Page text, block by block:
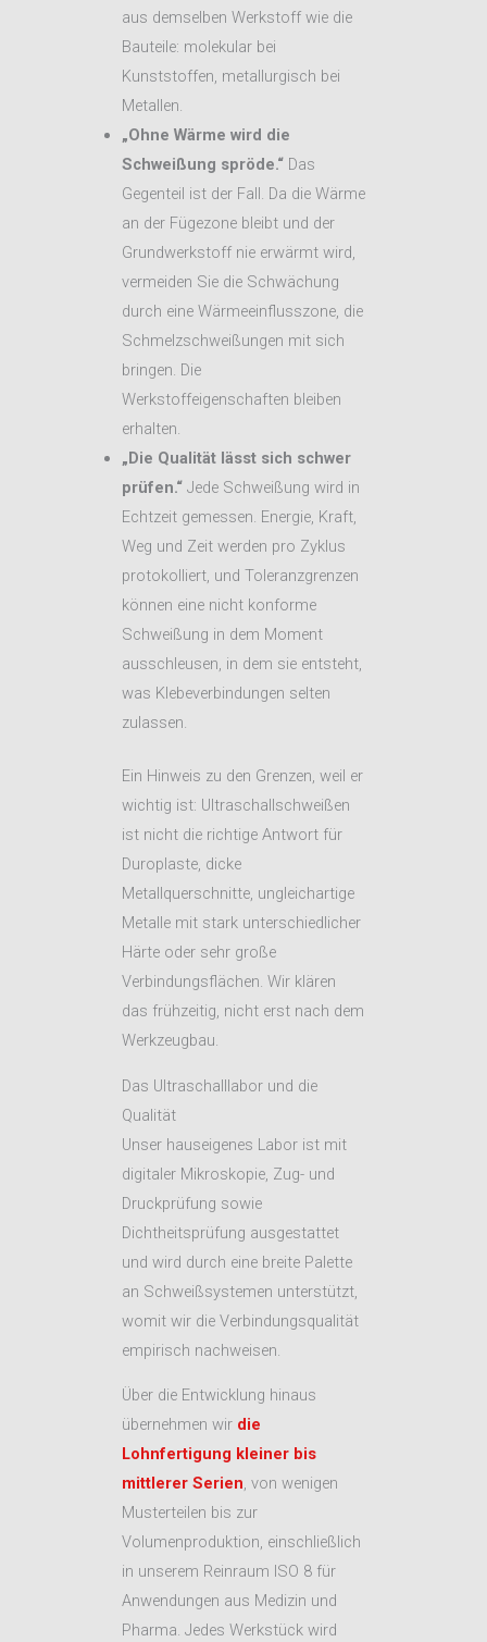
aus demselben Werkstoff wie die
Bauteile: molekular bei
Kunststoffen, metallurgisch bei
Metallen.
„Ohne Wärme wird die
Schweißung spröde.“ Das
Gegenteil ist der Fall. Da die Wärme
an der Fügezone bleibt und der
Grundwerkstoff nie erwärmt wird,
vermeiden Sie die Schwächung
durch eine Wärmeeinflusszone, die
Schmelzschweißungen mit sich
bringen. Die
Werkstoffeigenschaften bleiben
erhalten.
„Die Qualität lässt sich schwer
prüfen.“ Jede Schweißung wird in
Echtzeit gemessen. Energie, Kraft,
Weg und Zeit werden pro Zyklus
protokolliert, und Toleranzgrenzen
können eine nicht konforme
Schweißung in dem Moment
ausschleusen, in dem sie entsteht,
was Klebeverbindungen selten
zulassen.
Ein Hinweis zu den Grenzen, weil er
wichtig ist: Ultraschallschweißen
ist nicht die richtige Antwort für
Duroplaste, dicke
Metallquerschnitte, ungleichartige
Metalle mit stark unterschiedlicher
Härte oder sehr große
Verbindungsflächen. Wir klären
das frühzeitig, nicht erst nach dem
Werkzeugbau.
Das Ultraschalllabor und die
Qualität
Unser hauseigenes Labor ist mit
digitaler Mikroskopie, Zug- und
Druckprüfung sowie
Dichtheitsprüfung ausgestattet
und wird durch eine breite Palette
an Schweißsystemen unterstützt,
womit wir die Verbindungsqualität
empirisch nachweisen.
Über die Entwicklung hinaus
übernehmen wir die
Lohnfertigung kleiner bis
mittlerer Serien, von wenigen
Musterteilen bis zur
Volumenproduktion, einschließlich
in unserem Reinraum ISO 8 für
Anwendungen aus Medizin und
Pharma. Jedes Werkstück wird